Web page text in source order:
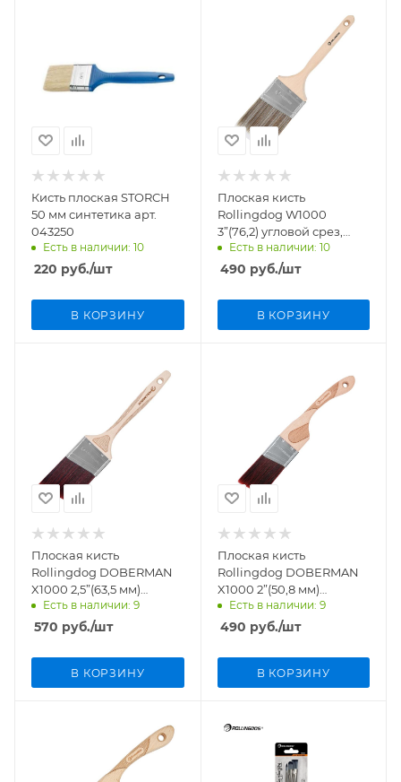
Кисть плоская STORCH
50 мм синтетика арт.
043250
Есть в наличии: 10
220 руб./шт
В КОРЗИНУ
Плоская кисть
Rollingdog W1000
3”(76,2) угловой срез,
синтетика арт.10199
Есть в наличии: 10
490 руб./шт
В КОРЗИНУ
Плоская кисть
Rollingdog DOBERMAN
X1000 2,5”(63,5 мм)
угловой срез, синтетика
арт.10272
Есть в наличии: 9
570 руб./шт
В КОРЗИНУ
Плоская кисть
Rollingdog DOBERMAN
X1000 2”(50,8 мм)
угловой срез, синтетика
арт.10273
Есть в наличии: 9
490 руб./шт
В КОРЗИНУ